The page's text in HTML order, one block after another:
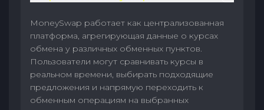
MoneySwap работает как централизованная
платформа, агрегирующая данные о курсах
обмена у различных обменных пунктов.
Пользователи могут сравнивать курсы в
реальном времени, выбирать подходящие
предложения и напрямую переходить к
обменным операциям на выбранных